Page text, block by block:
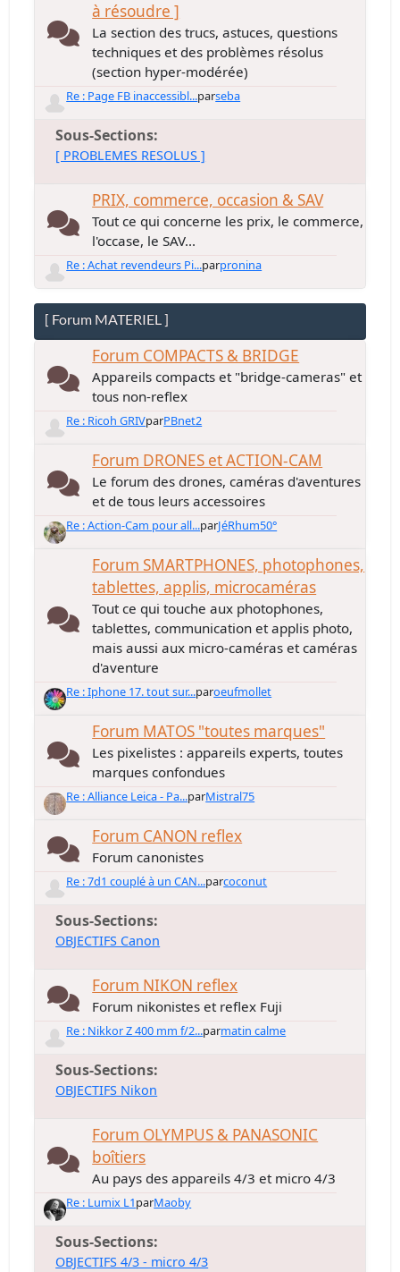
à résoudre ]
La section des trucs, astuces, questions
techniques et des problèmes résolus
(section hyper-modérée)
Re : Page FB inaccessibl...parseba
Sous-Sections
[ PROBLEMES RESOLUS ]
PRIX, commerce, occasion & SAV
Tout ce qui concerne les prix, le commerce,
l'occase, le SAV...
Re : Achat revendeurs Pi...parpronina
[ Forum MATERIEL ]
Forum COMPACTS & BRIDGE
Appareils compacts et "bridge-cameras" et
tous non-reflex
Re : Ricoh GRIVparPBnet2
Forum DRONES et ACTION-CAM
Le forum des drones, caméras d'aventures
et de tous leurs accessoires
Re : Action-Cam pour all...parJéRhum50°
Forum SMARTPHONES, photophones,
tablettes, applis, microcaméras
Tout ce qui touche aux photophones,
tablettes, communication et applis photo,
mais aussi aux micro-caméras et caméras
d'aventure
Re : Iphone 17. tout sur...paroeufmollet
Forum MATOS "toutes marques"
Les pixelistes : appareils experts, toutes
marques confondues
Re : Alliance Leica - Pa...parMistral75
Forum CANON reflex
Forum canonistes
Re : 7d1 couplé à un CAN...parcoconut
Sous-Sections
OBJECTIFS Canon
Forum NIKON reflex
Forum nikonistes et reflex Fuji
Re : Nikkor Z 400 mm f/2...parmatin calme
Sous-Sections
OBJECTIFS Nikon
Forum OLYMPUS & PANASONIC
boîtiers
Au pays des appareils 4/3 et micro 4/3
Re : Lumix L1parMaoby
Sous-Sections
OBJECTIFS 4/3 - micro 4/3